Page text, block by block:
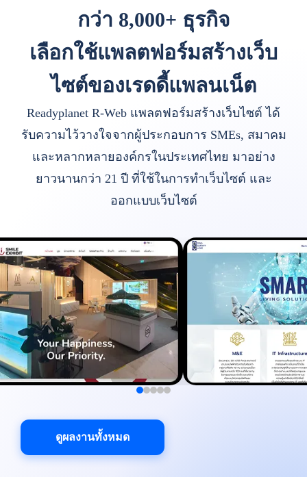
กว่า 8,000+ ธุรกิจ
เลือกใช้แพลตฟอร์มสร้างเว็บ
ไซต์ของเรดดี้แพลนเน็ต
Readyplanet R-Web แพลตฟอร์มสร้างเว็บไซต์ ได้
รับความไว้วางใจจากผู้ประกอบการ SMEs, สมาคม
และหลากหลายองค์กรในประเทศไทย มาอย่าง
ยาวนานกว่า 21 ปี ที่ใช้ในการทำเว็บไซต์ และ
ออกแบบเว็บไซต์
ดูผลงานทั้งหมด